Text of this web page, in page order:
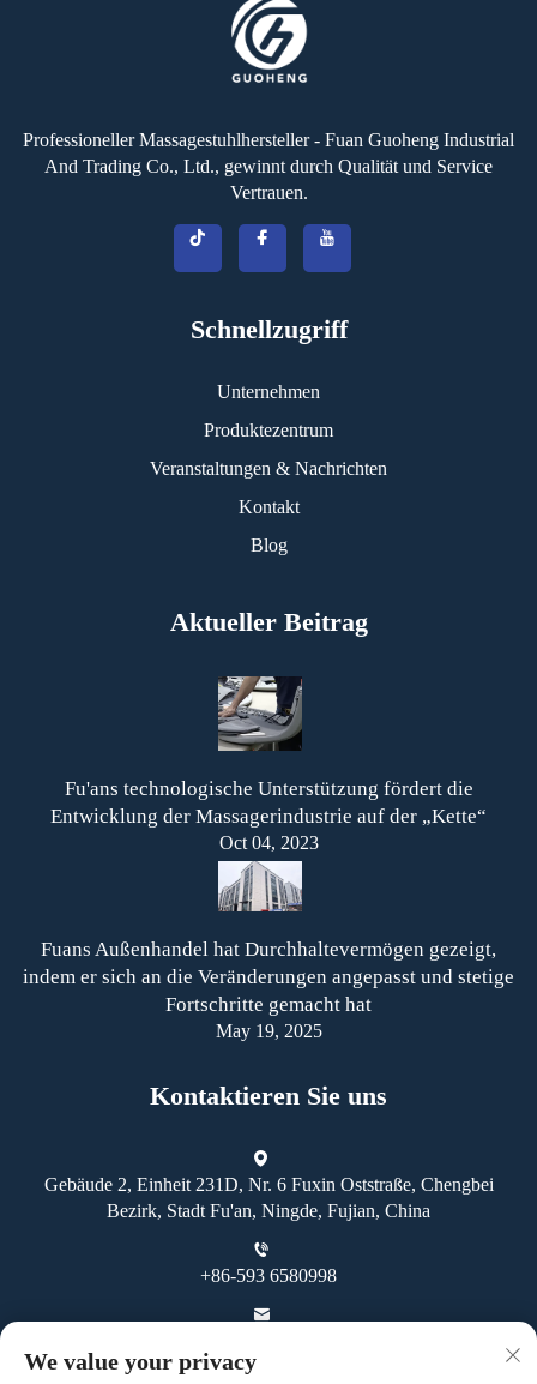
Professioneller Massagestuhlhersteller - Fuan Guoheng Industrial
And Trading Co., Ltd., gewinnt durch Qualität und Service
Vertrauen.
Schnellzugriff
Unternehmen
Produktezentrum
Veranstaltungen & Nachrichten
Kontakt
Blog
Aktueller Beitrag
Fu'ans technologische Unterstützung fördert die
Entwicklung der Massagerindustrie auf der „Kette“
Oct 04, 2023
Fuans Außenhandel hat Durchhaltevermögen gezeigt,
indem er sich an die Veränderungen angepasst und stetige
Fortschritte gemacht hat
May 19, 2025
Kontaktieren Sie uns
Gebäude 2, Einheit 231D, Nr. 6 Fuxin Oststraße, Chengbei
Bezirk, Stadt Fu'an, Ningde, Fujian, China
+86-593 6580998
We value your privacy